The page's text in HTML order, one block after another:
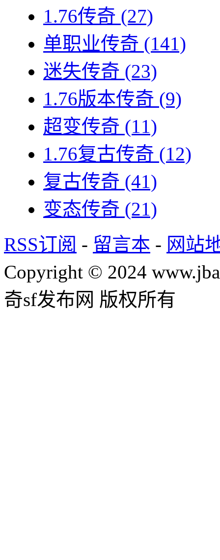
1.76传奇 (27)
单职业传奇 (141)
迷失传奇 (23)
1.76版本传奇 (9)
超变传奇 (11)
1.76复古传奇 (12)
复古传奇 (41)
变态传奇 (21)
RSS订阅 - 留言本 - 网站
Copyright © 2024
奇sf发布网 版权所有